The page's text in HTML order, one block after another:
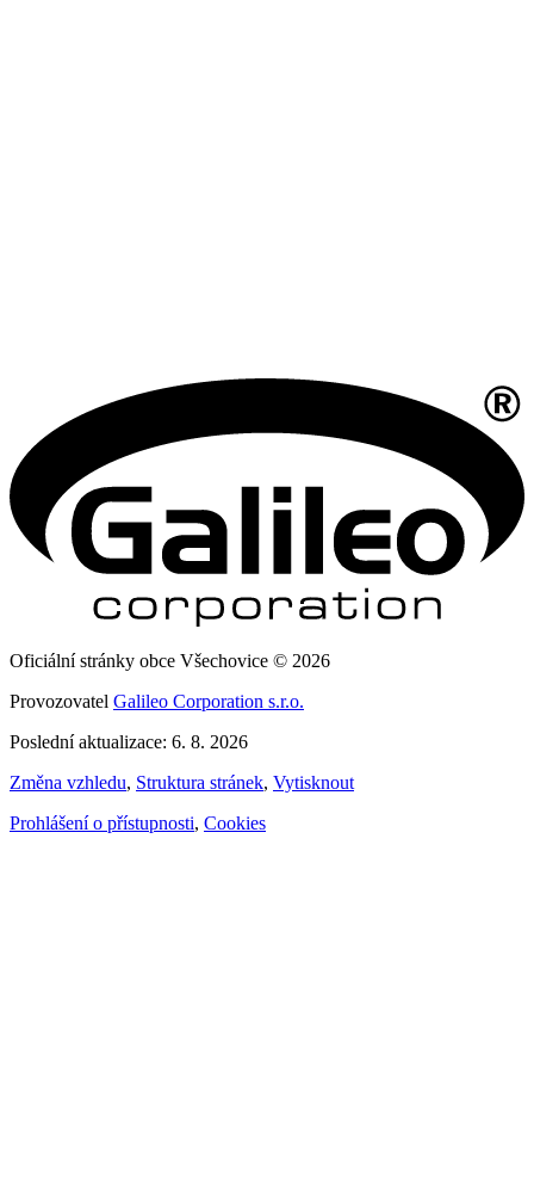
Oficiální stránky obce Všechovice © 2026
Provozovatel Galileo Corporation s.r.o.
Poslední aktualizace: 6. 8. 2026
Změna vzhledu, Struktura stránek, Vytisknout
Prohlášení o přístupnosti, Cookies